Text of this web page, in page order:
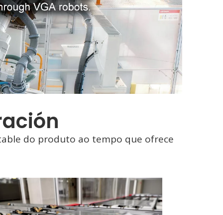
do produto ao tempo que ofrece